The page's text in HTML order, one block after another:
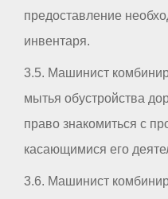
предоставление
инвентаря.
3.5. Машинист
мытья обустройства
право знакомиться с
касающимися его
3.6. Машинист